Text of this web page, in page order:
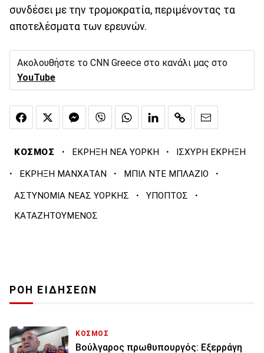
συνδέσει με την τρομοκρατία, περιμένοντας τα
αποτελέσματα των ερευνών.
Ακολουθήστε το CNN Greece στο κανάλι μας στο
YouTube
ΚΟΣΜΟΣ · ΕΚΡΗΞΗ ΝΕΑ ΥΟΡΚΗ · ΙΣΧΥΡΗ ΕΚΡΗΞΗ
· ΕΚΡΗΞΗ ΜΑΝΧΑΤΑΝ · ΜΠΙΛ ΝΤΕ ΜΠΛΑΖΙΟ ·
ΑΣΤΥΝΟΜΙΑ ΝΕΑΣ ΥΟΡΚΗΣ · ΥΠΟΠΤΟΣ ·
ΚΑΤΑΖΗΤΟΥΜΕΝΟΣ
ΡΟΗ ΕΙΔΗΣΕΩΝ
ΚΟΣΜΟΣ
Βούλγαρος πρωθυπουργός: Εξερράγη